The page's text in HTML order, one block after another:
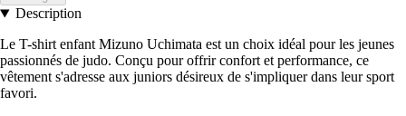
Description
Le T-shirt enfant Mizuno Uchimata est un choix idéal pour les jeunes
passionnés de judo. Conçu pour offrir confort et performance, ce
vêtement s'adresse aux juniors désireux de s'impliquer dans leur sport
favori.